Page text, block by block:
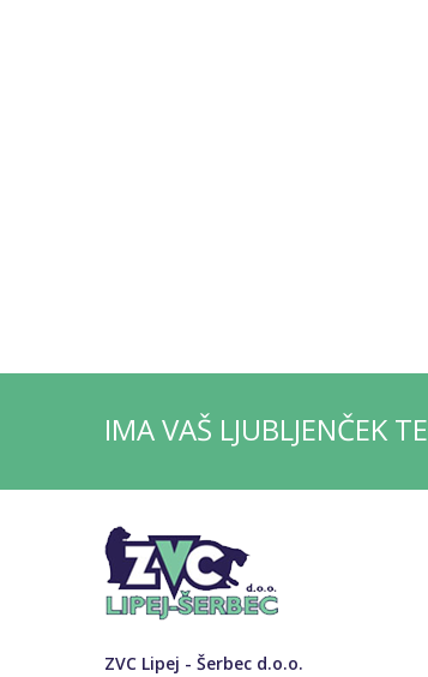
IMA VAŠ LJUBLJENČEK
ZVC Lipej - Šerbec d.o.o.